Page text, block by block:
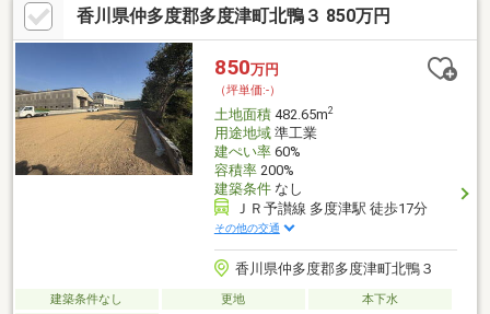
香川県仲多度郡多度津町北鴨３ 850万円
850万円
（坪単価:-）
土地面積482.65m2
用途地域準工業
建ぺい率60%
容積率200%
建築条件なし
ＪＲ予讃線 多度津駅 徒歩17分
その他の交通
香川県仲多度郡多度津町北鴨３
建築条件なし 更地
本下水